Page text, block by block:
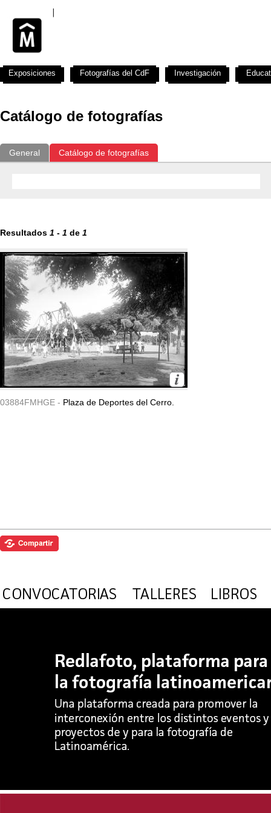
Catálogo de fotografías
General Catálogo de fotografías
Resultados 1 - 1 de 1
03884FMHGE - Plaza de Deportes del Cerro.
Exposiciones Fotografías del CdF Investigación